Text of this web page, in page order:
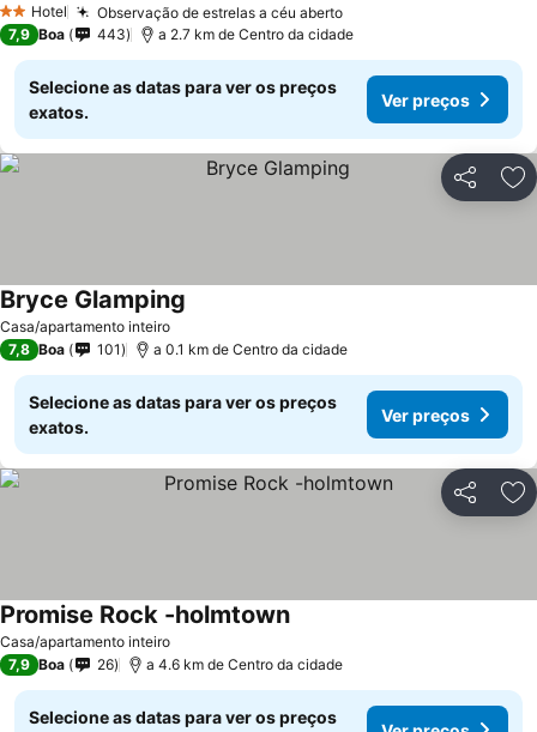
2 Estrelas
Hotel Observação de estrelas a céu aberto
7,9 Boa 443 a 2.7 km de Centro da cidade
Selecione as datas para ver os preços
exatos.
Ver preços
Partilhar
Casa/apartamento inteiro
Bryce Glamping
7,8 Boa 101 a 0.1 km de Centro da cidade
Selecione as datas para ver os preços
exatos.
Ver preços
Partilhar
Casa/apartamento inteiro
Promise Rock -holmtown
7,9 Boa 26 a 4.6 km de Centro da cidade
Selecione as datas para ver os preços